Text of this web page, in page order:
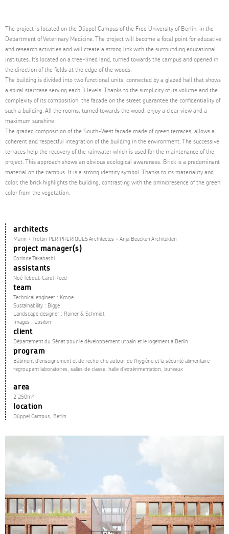
The project is located on the Düppel Campus of the Free University of Berlin, in the
Department of Veterinary Medicine. The project will become a focal point for educative
and research activities and will create a strong link with the surrounding educational
institutes. It’s located on a tree-lined land, turned towards the campus and opened in
the direction of the fields at the edge of the woods.
The building is divided into two functional units, connected by a glazed hall that shows
a spiral staircase serving each 3 levels. Thanks to the simplicity of its volume and the
complexity of its composition, the facade on the street guarantee the confidentiality of
such a building. All the rooms, turned towards the wood, enjoy a clear view and a
maximum sunshine.
The graded composition of the South-West facade made of green terraces, allows a
coherent and respectful integration of the building in the environment. The successive
terraces help the recovery of the rainwater which is used for the maintenance of the
project. This approach shows an obvious ecological awareness. Brick is a predominant
material on the campus. It is a strong identity symbol. Thanks to its materiality and
color, the brick highlights the building, contrasting with the omnipresence of the green
color from the vegetation.
architects
Marin + Trottin PERIPHERIQUES Architectes + Anja Beecken Architekten
project manager(s)
Corinne Takahashi
assistants
Noé Teboul, Carol Reed
team
Technical engineer : Krone
Sustainability : Bigge
Landscape designer : Rainer & Schmidt
Images : Epsilon
client
Département du Sénat pour le développement urbain et le logement à Berlin
program
Bâtiment d’enseignement et de recherche autour de l’hygiène et la sécurité alimentaire
regroupant laboratoires, salles de classe, halle d’expérimentation, bureaux
area
2 250m²
location
Düppel Campus, Berlin